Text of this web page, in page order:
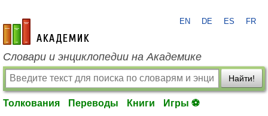
academic.ru
EN DE ES FR
Словари и энциклопедии на Академике
Найти!
Толкования Переводы Книги Игры ⚽